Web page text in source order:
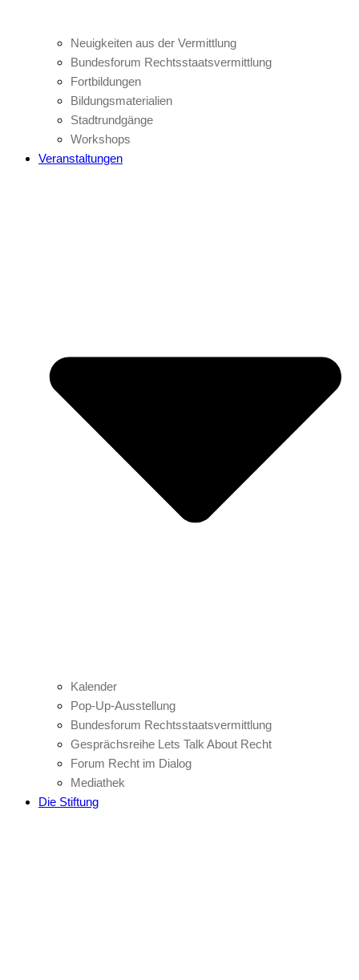
Neuigkeiten aus der Vermittlung
Bundesforum Rechtsstaatsvermittlung
Fortbildungen
Bildungsmaterialien
Stadtrundgänge
Workshops
Veranstaltungen
Kalender
Pop-Up-Ausstellung
Bundesforum Rechtsstaatsvermittlung
Gesprächsreihe Lets Talk About Recht
Forum Recht im Dialog
Mediathek
Die Stiftung